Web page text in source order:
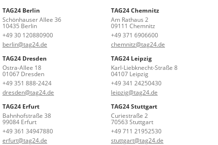
TAG24 Berlin
Schönhauser Allee 36
10435 Berlin
+49 30 120880900
berlin@tag24.de
TAG24 Chemnitz
Am Rathaus 2
09111 Chemnitz
+49 371 6906600
chemnitz@tag24.de
TAG24 Dresden
Ostra-Allee 18
01067 Dresden
+49 351 888-2424
dresden@tag24.de
TAG24 Leipzig
Karl-Liebknecht-Straße 8
04107 Leipzig
+49 341 24250430
leipzig@tag24.de
TAG24 Erfurt
Bahnhofstraße 38
99084 Erfurt
+49 361 34947880
erfurt@tag24.de
TAG24 Stuttgart
Curiestraße 2
70563 Stuttgart
+49 711 21952530
stuttgart@tag24.de